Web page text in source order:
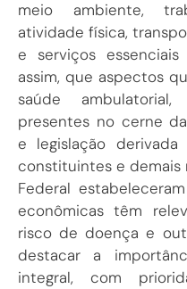
meio ambiente,
atividade física,
e serviços essenciais
assim, que aspectos
saúde
presentes no cerne
e legislação
constituintes e demais
Federal
econômicas têm
risco de doença e
destacar a
integral, com